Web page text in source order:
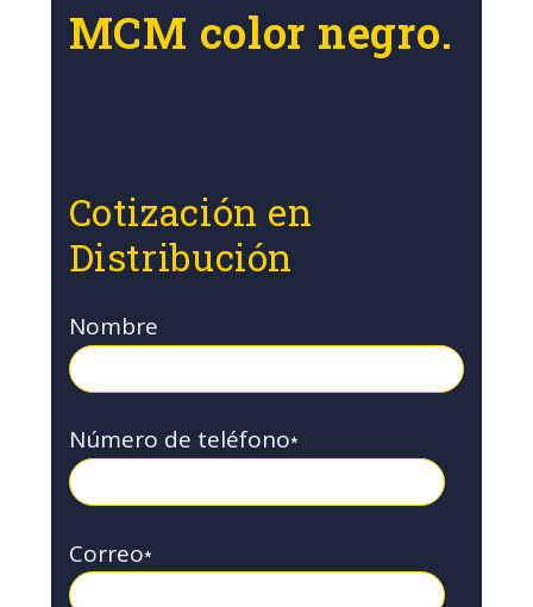
MCM color negro.
Cotización en
Distribución
Nombre
Número de teléfono*
Correo*